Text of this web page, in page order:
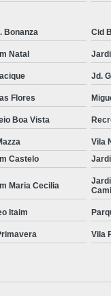
Bonanza Cid
Natal
Jd.
Flores
Boa Vista
Vila
Castelo
Maria Cecilia
Itaim
Vila